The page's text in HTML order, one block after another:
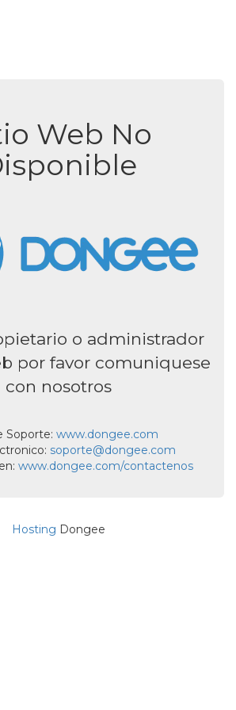
Web No
o administrador
por favor comuniquese
con nosotros
Soporte: www.dongee.com
soporte@dongee.com
www.dongee.com/contactenos
Hosting Dongee